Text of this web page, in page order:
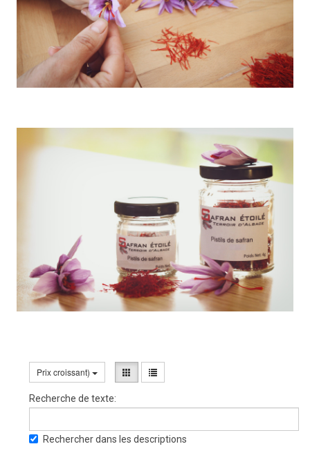
Prix croissant)
Recherche de texte:
Rechercher dans les descriptions